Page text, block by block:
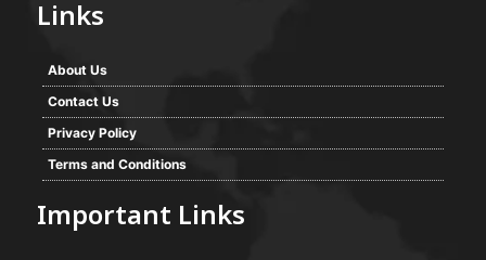
Links
About Us
Contact Us
Privacy Policy
Terms and Conditions
Important Links